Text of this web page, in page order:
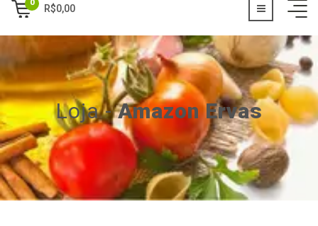
0
R$0,00
Loja -Amazon Ervas